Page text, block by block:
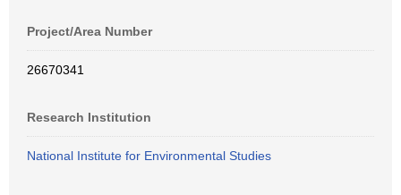
Project/Area Number
26670341
Research Institution
National Institute for Environmental Studies